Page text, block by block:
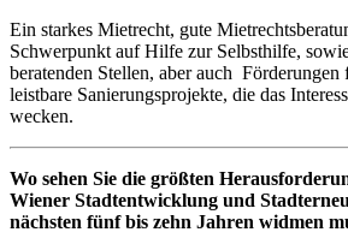
Ein starkes Mietrecht, gute
Schwerpunkt auf Hilfe zur Selbsthilfe,
beratenden Stellen, aber auch Förderungen
leistbare Sanierungsprojekte, die das
wecken.
Wo sehen Sie die größten
Wiener Stadtentwicklung und
nächsten fünf bis zehn Jahren widmen